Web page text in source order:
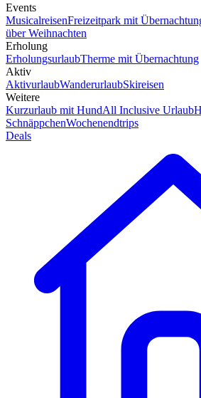
Events
MusicalreisenFreizeitpark mit
über Weihnachten
Erholung
ErholungsurlaubTherme mit Übernachtung
Aktiv
AktivurlaubWanderurlaubSkireisen
Weitere
Kurzurlaub mit HundAll Inclusive Urlaub
SchnäppchenWochenendtrips
Deals